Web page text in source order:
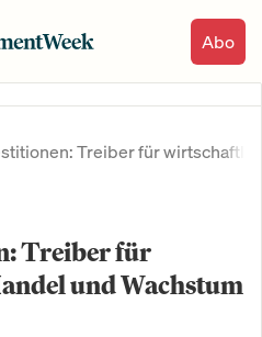
Abo
Treiber für
Treiber für
und Wachstum